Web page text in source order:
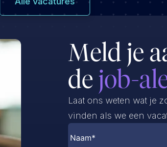
Meld je
dejob-
Laat ons weten wat je
vinden als we een